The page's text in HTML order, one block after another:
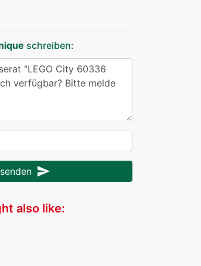
schreiben:
send
also like: